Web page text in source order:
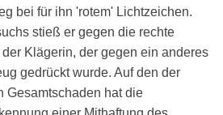
bei für ihn 'rotem' Lichtzeichen.
stieß er gegen die rechte
Klägerin, der gegen ein anderes
gedrückt wurde. Auf den der
Gesamtschaden hat die